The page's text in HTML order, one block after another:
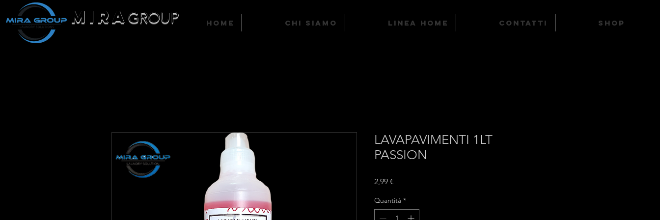
Home Chi Siamo LINEA HOME Contatti SHOP
MIRAGROUP
LAVAPAVIMENTI 1LT
PASSION
2,99 €
Quantità *